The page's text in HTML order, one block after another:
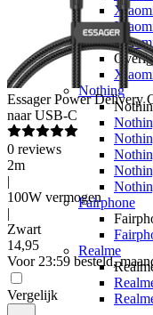
Nothing
Fairphone
Realme
Essager Power Delivery
naar USB-C
0 reviews
2m
|
100W vermogen
|
Zwart
14,95
Voor 23:59 besteld,
Vergelijk